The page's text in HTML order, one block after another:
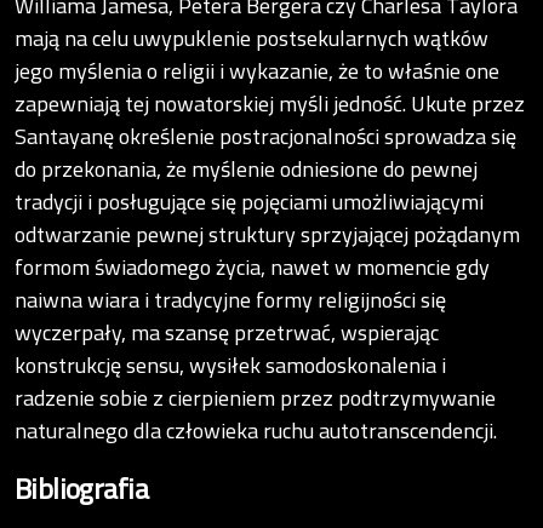
mają na celu uwypuklenie postsekularnych wątków
jego myślenia o religii i wykazanie, że to właśnie one
zapewniają tej nowatorskiej myśli jedność. Ukute przez
Santayanę określenie postracjonalności sprowadza się
do przekonania, że myślenie odniesione do pewnej
tradycji i posługujące się pojęciami umożliwiającymi
odtwarzanie pewnej struktury sprzyjającej pożądanym
formom świadomego życia, nawet w momencie gdy
naiwna wiara i tradycyjne formy religijności się
wyczerpały, ma szansę przetrwać, wspierając
konstrukcję sensu, wysiłek samodoskonalenia i
radzenie sobie z cierpieniem przez podtrzymywanie
naturalnego dla człowieka ruchu autotranscendencji.
Bibliografia